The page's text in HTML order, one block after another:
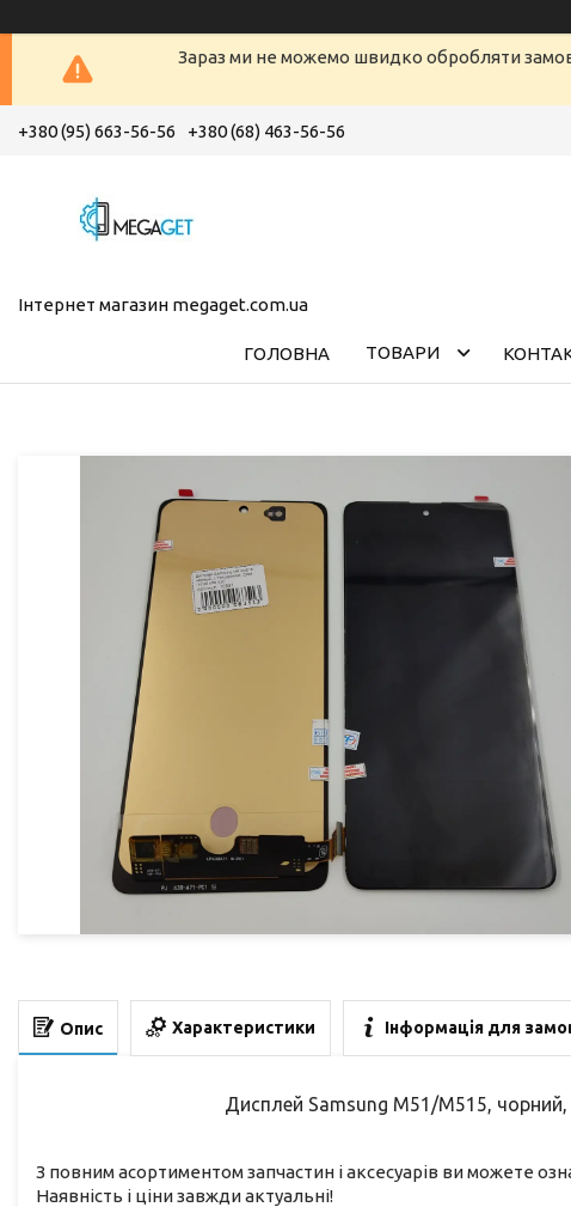
Зараз ми не можемо швидко обробляти
+380 (95) 663-56-56 +380 (68) 463-56-56
Інтернет магазин megaget.com.ua
ГОЛОВНА ТОВАРИ
Опис Характеристики Інформація для
Дисплей Samsung M51/M515,
З повним асортиментом запчастин і аксесуарів ви можете
Наявність і ціни завжди актуальні!